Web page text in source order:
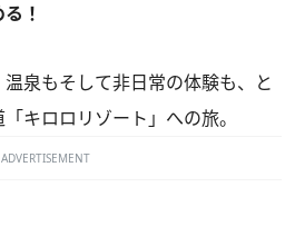
！
泉もそして非日常の体験も、と
キロロリゾート」への旅。
ADVERTISEMENT